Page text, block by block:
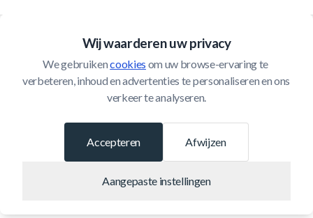
Wij waarderen uw privacy
We gebruiken cookies om uw browse-ervaring te
verbeteren, inhoud en advertenties te personaliseren en ons
verkeer te analyseren.
Afwijzen
Aangepaste instellingen
Accepteren
Klantenservice